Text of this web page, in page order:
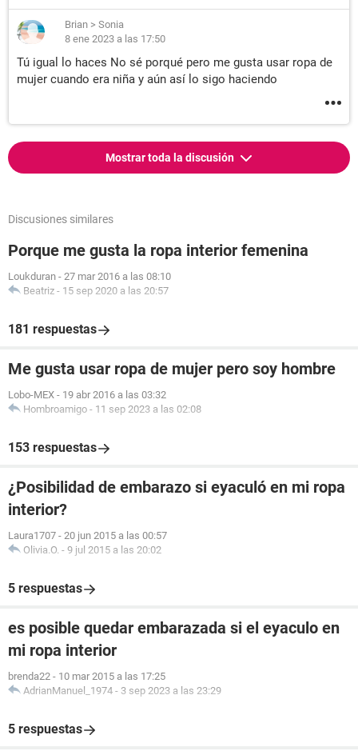
Brian > Sonia
8 ene 2023 a las 17:50
Tú igual lo haces No sé porqué pero me gusta usar ropa de
mujer cuando era niña y aún así lo sigo haciendo
Mostrar toda la discusión
Discusiones similares
Porque me gusta la ropa interior femenina
Loukduran - 27 mar 2016 a las 08:10
Beatriz - 15 sep 2020 a las 20:57
181 respuestas
Me gusta usar ropa de mujer pero soy hombre
Lobo-MEX - 19 abr 2016 a las 03:32
Hombroamigo - 11 sep 2023 a las 02:08
153 respuestas
¿Posibilidad de embarazo si eyaculó en mi ropa
interior?
Laura1707 - 20 jun 2015 a las 00:57
Olivia.O. - 9 jul 2015 a las 20:02
5 respuestas
es posible quedar embarazada si el eyaculo en
mi ropa interior
brenda22 - 10 mar 2015 a las 17:25
AdrianManuel_1974 - 3 sep 2023 a las 23:29
5 respuestas